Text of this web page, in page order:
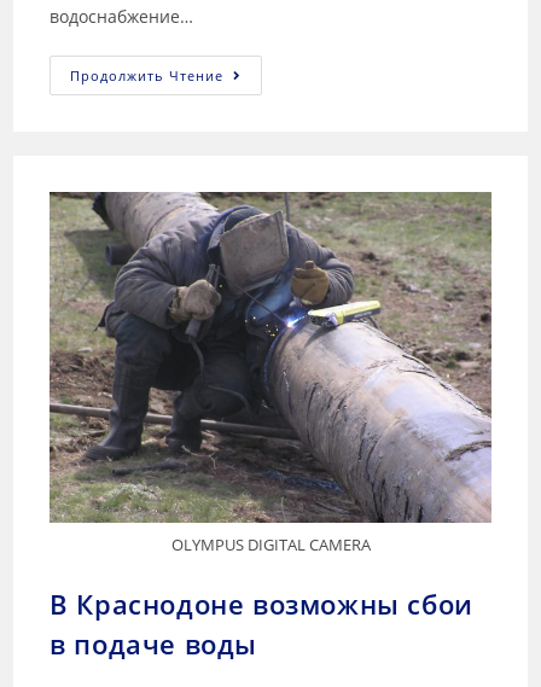
водоснабжение…
Продолжить Чтение
OLYMPUS DIGITAL CAMERA
В Краснодоне возможны сбои
в подаче воды